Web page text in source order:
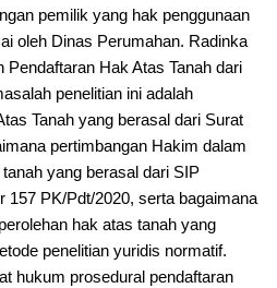
pemilik yang hak penggunaan
oleh Dinas Perumahan. Radinka
Hak Atas Tanah dari
penelitian ini adalah
Tanah yang berasal dari Surat
pertimbangan Hakim dalam
yang berasal dari SIP
157 PK/Pdt/2020, serta bagaimana
hak atas tanah yang
penelitian yuridis normatif.
hukum prosedural pendaftaran